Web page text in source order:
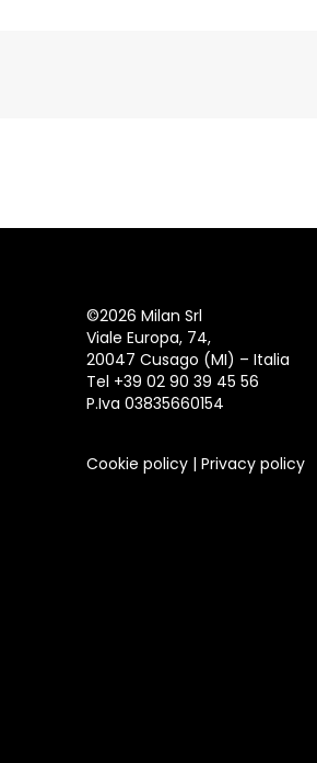
©2026 Milan Srl
Viale Europa, 74,
20047 Cusago (MI) – Italia
Tel +39 02 90 39 45 56
P.Iva 03835660154
Cookie policy | Privacy policy